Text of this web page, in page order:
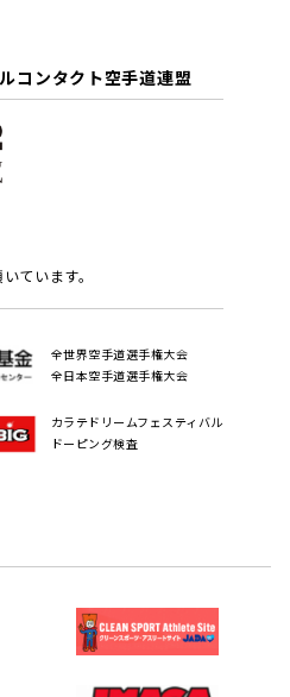
コンタクト空手道連盟
ています。
全世界空手道選手権大会
全日本空手道選手権大会
カラテドリームフェスティバル
ドーピング検査